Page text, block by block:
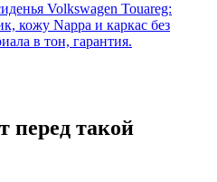
Volkswagen Touareg:
кожу Nappa и каркас без
в тон, гарантия.
перед такой